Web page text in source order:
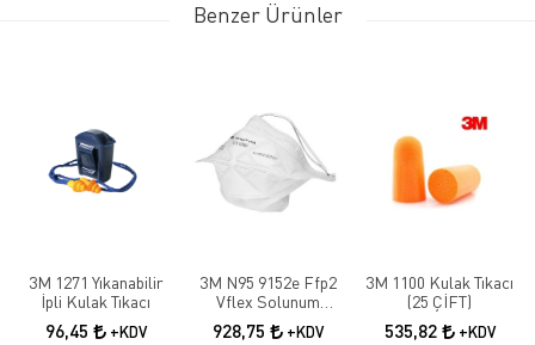
Benzer Ürünler
3M 1271 Yıkanabilir
İpli Kulak Tıkacı
96,45 +KDV
3M N95 9152e Ffp2
Vflex Solunum
Maskesi 10 Adet
928,75 +KDV
3M 1100 Kulak Tıkacı
(25 ÇİFT)
535,82 +KDV